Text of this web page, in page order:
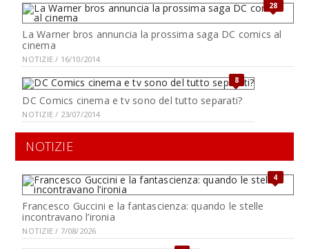
28
La Warner bros annuncia la prossima saga DC comics al
cinema
NOTIZIE / 16/10/2014
8
DC Comics cinema e tv sono del tutto separati?
NOTIZIE / 23/07/2014
NOTIZIE
4
Francesco Guccini e la fantascienza: quando le stelle
incontravano l’ironia
NOTIZIE / 7/08/2026